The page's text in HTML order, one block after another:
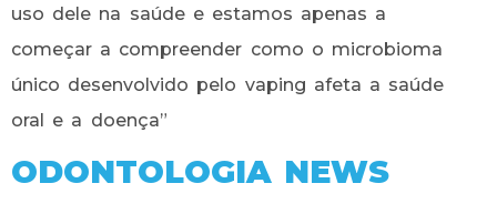
uso dele na saúde e estamos apenas a
começar a compreender como o microbioma
único desenvolvido pelo vaping afeta a saúde
oral e a doença”
ODONTOLOGIA NEWS